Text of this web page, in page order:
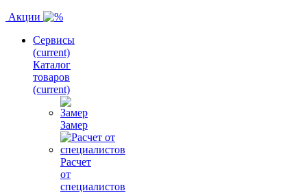
Акции
Сервисы
(current)
Каталог
товаров
(current)
Замер
Расчет
от
специалистов